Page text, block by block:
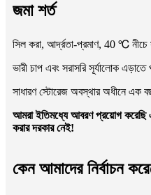
জমা শর্ত
সিল করা, আর্দ্রতা-প্রমাণ, 40 ℃ নীচে
ভারী চাপ এবং সরাসরি সূর্যালোক
সাধারণ স্টোরেজ অবস্থার অধীনে এক
আমরা ইতিমধ্যে আবরণ প্রয়োগ করেছি
করার দরকার নেই!
কেন আমাদের নির্বাচন